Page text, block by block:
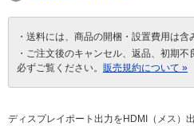
・送料には、商品の開梱・設置費用は含
・ご注文後のキャンセル、返品、初期
必ずご覧ください。 販売規約について »
ディスプレイポート出力をHDMI（メス）